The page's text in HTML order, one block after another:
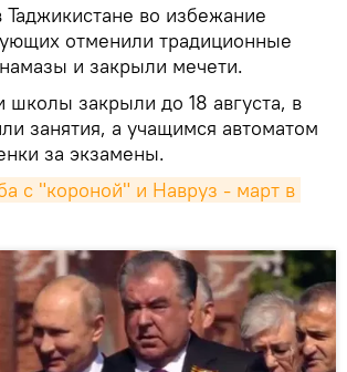
Таджикистане во избежание
отменили традиционные
и закрыли мечети.
школы закрыли до 18 августа, в
занятия, а учащимся автоматом
за экзамены.
с "короной" и Навруз - март в